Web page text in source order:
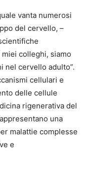
vanta numerosi
del cervello, –
colleghi, siamo
nel cervello adulto”.
cellulari e
delle cellule
rigenerativa del
una
malattie complesse
e